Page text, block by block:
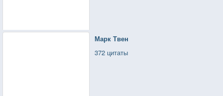
Марк Твен
372 цитаты